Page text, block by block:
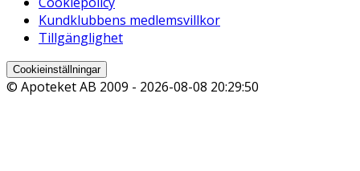
Kundklubbens medlemsvillkor
Tillgänglighet
Cookieinställningar
© Apoteket AB 2009 - 2026-08-08 20:29:50